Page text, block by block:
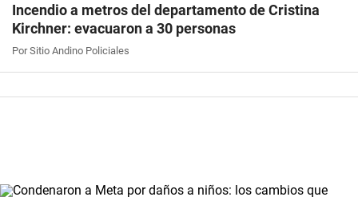
Incendio a metros del departamento de Cristina
Kirchner: evacuaron a 30 personas
Por Sitio Andino Policiales